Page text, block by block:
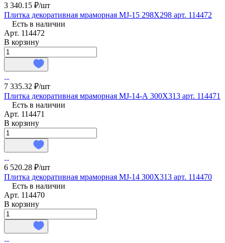
3 340.15 ₽/шт
Плитка декоративная мраморная MJ-15 298X298 арт. 114472
Есть в наличии
Арт. 114472
В корзину
7 335.32 ₽/шт
Плитка декоративная мраморная MJ-14-А 300X313 арт. 114471
Есть в наличии
Арт. 114471
В корзину
6 520.28 ₽/шт
Плитка декоративная мраморная MJ-14 300X313 арт. 114470
Есть в наличии
Арт. 114470
В корзину